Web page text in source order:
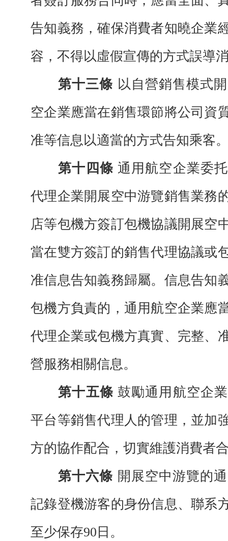
告知義務，確保消費者知曉企業
容，不得以虛假宣傳的方式誤導
第十三條 以自營銷售模式
空企業應當在銷售環節將公司資
准等信息以適當的方式告知乘客
第十四條 通用航空企業委
代理企業開展空中游覽銷售業務
店等包機方簽訂包機協議開展空
當在雙方簽訂的銷售代理協議或
准信息告知義務歸屬。信息告知
包機方負責的，通用航空企業應
代理企業或包機方真實、完整、
營服務相關信息。
第十五條 鼓勵通用航空企
平台等銷售代理人的管理，並加
方的協作配合，切實維護消費者
第十六條 開展空中游覽的
記錄登機游客的身份信息、聯系
至少保存90日。